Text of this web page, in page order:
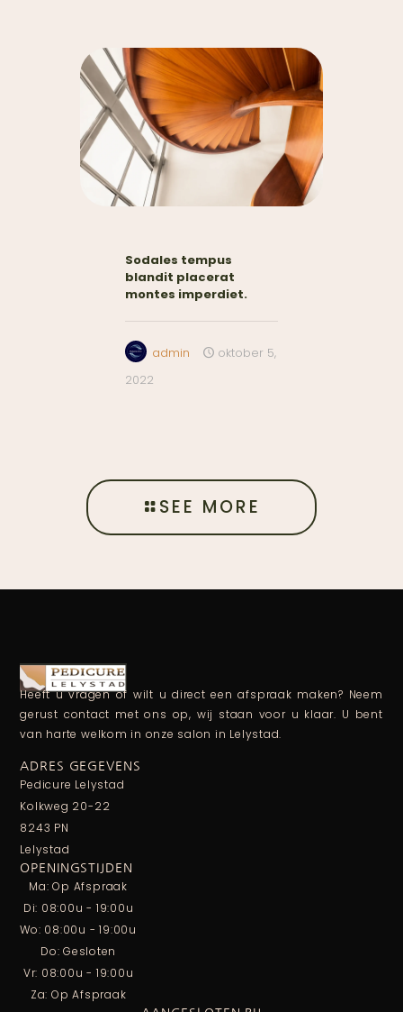
Sodales tempus
blandit placerat
montes imperdiet.
admin
oktober 5,
2022
SEE MORE
Heeft u vragen of wilt u direct een afspraak maken? Neem
gerust contact met ons op, wij staan voor u klaar. U bent
van harte welkom in onze salon in Lelystad.
ADRES GEGEVENS
Pedicure Lelystad
Kolkweg 20-22
8243 PN
Lelystad
OPENINGSTIJDEN
Ma: Op Afspraak
Di: 08:00u - 19:00u
Wo: 08:00u - 19:00u
Do: Gesloten
Vr: 08:00u - 19:00u
Za: Op Afspraak